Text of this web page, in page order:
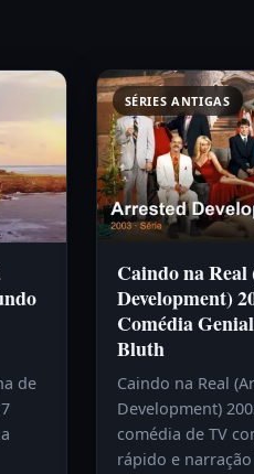
de
SÉRIES ANTIGAS
Caindo na
Development)
Comédia
Bluth
Caindo na Real
Development)
comédia de TV
rápido e